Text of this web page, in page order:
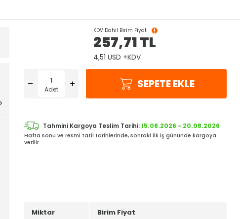
KDV Dahil Birim Fiyat
257,71TL
4,51 USD +KDV
Adet SEPETE EKLE
Tahmini Kargoya Teslim Tarihi:15.08.2026 - 20.08.2026
Hafta sonu ve resmi tatil tarihlerinde, sonraki ilk iş gününde kargoya
verilir.
Miktar Birim Fiyat